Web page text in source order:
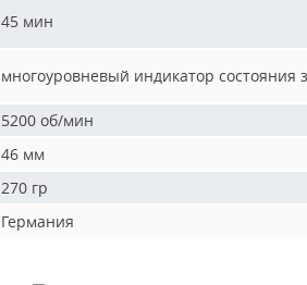
45 мин
многоуровневый индикатор состояния
5200 об/мин
46 мм
270 гр
Германия